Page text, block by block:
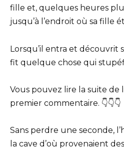
fille et, quelques heures
jusqu’à l’endroit où sa fille
Lorsqu’il entra et découvrit
fit quelque chose qui
Vous pouvez lire la suite de
premier commentaire. 👇👇👇
Sans perdre une seconde,
la cave d’où provenaient